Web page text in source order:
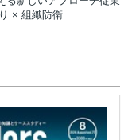
× 組織防衛